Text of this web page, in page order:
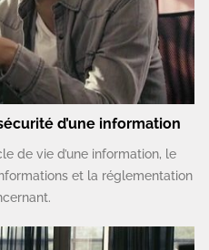
d’une information
de vie d’une information, le
et la réglementation